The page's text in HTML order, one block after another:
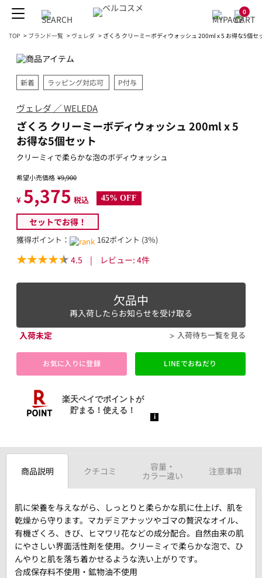
0
TOP > ブランド一覧 > ヴェレダ > ざくろ クリーミーボディウォッシュ 200ml x 5 お得な5個セ
新着 ラッピング対応可 P付与
ヴェレダ ／ WELEDA
ざくろ クリーミーボディウォッシュ 200ml x 5
お得な5個セット
クリーミィで柔らかな泡のボディウォッシュ
希望小売価格 ¥9,900
¥ 5,375 税込 45% OFF
セットでお得！
獲得ポイント： 162ポイント (3％)
4.5 | レビュー: 4件
欠品中
再入荷したらお知らせを受け取る
入荷未定
入荷待ち一覧を見る
お気に入りに登録 LINEでおねだり
商品説明 クチコミ
容量・
カラー違い
注意事項
肌に栄養を与えながら、しっとりと柔らかな肌に仕上げ、肌を
乾燥から守ります。マカデミアナッツやゴマの贅沢なオイル、
有機ざくろ、きび、ヒマワリ花などの成分配合。自然由来の肌
にやさしい界面活性剤を使用。クリーミィで柔らかな泡で、ひ
んやりと肌を落ち着かせるような洗い上がりです。
合成保存料不使用・鉱物油不使用